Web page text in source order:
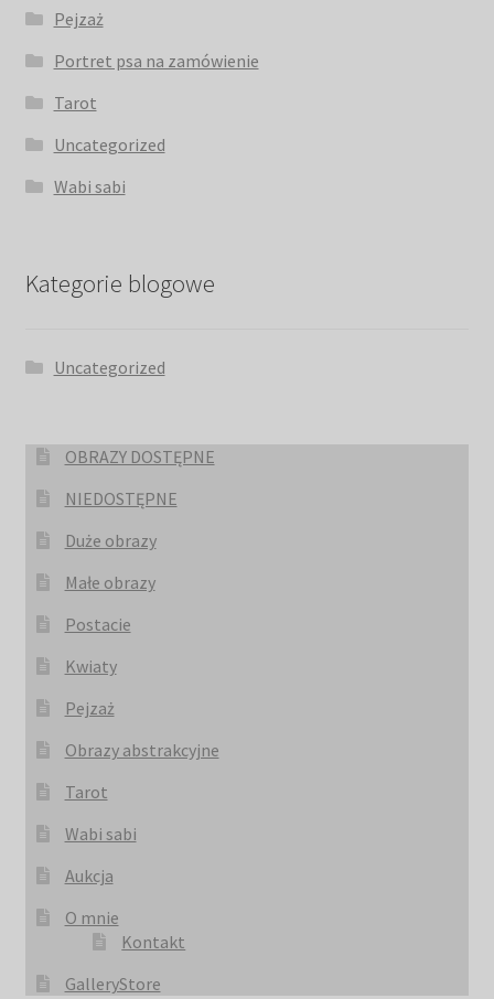
Pejzaż
Portret psa na zamówienie
Tarot
Uncategorized
Wabi sabi
Kategorie blogowe
Uncategorized
OBRAZY DOSTĘPNE
NIEDOSTĘPNE
Duże obrazy
Małe obrazy
Postacie
Kwiaty
Pejzaż
Obrazy abstrakcyjne
Tarot
Wabi sabi
Aukcja
O mnie
Kontakt
GalleryStore